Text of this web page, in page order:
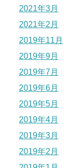
2021年3月
2021年2月
2019年11月
2019年9月
2019年7月
2019年6月
2019年5月
2019年4月
2019年3月
2019年2月